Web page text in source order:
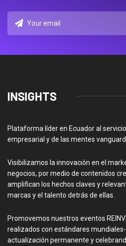
INSIGHTS
Plataforma líder en Ecuador al
empresarial y de las mentes
Visibilizamos la innovación en el
negocios, por medio de contenidos
amplifican los hechos claves y
marcas y el talento detrás de ellas.
Promovemos nuestros eventos
realizados con estándares
actualización permanente y